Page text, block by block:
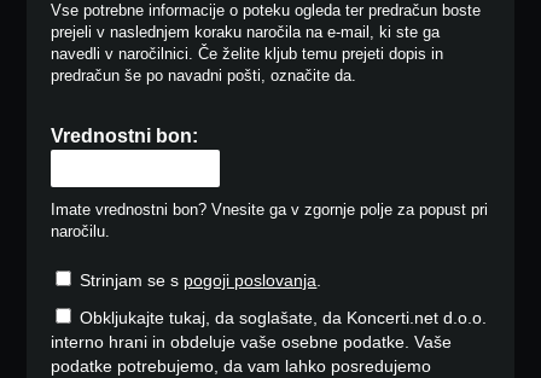
Vse potrebne informacije o poteku ogleda ter predračun boste
prejeli v naslednjem koraku naročila na e-mail, ki ste ga
navedli v naročilnici. Če želite kljub temu prejeti dopis in
predračun še po navadni pošti, označite da.
Vrednostni bon:
Imate vrednostni bon? Vnesite ga v zgornje polje za popust pri
naročilu.
Strinjam se s pogoji poslovanja.
Obkljukajte tukaj, da soglašate, da Koncerti.net d.o.o.
interno hrani in obdeluje vaše osebne podatke. Vaše
podatke potrebujemo, da vam lahko posredujemo